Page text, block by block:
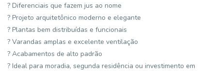
? Diferenciais que fazem jus ao nome
? Projeto arquitetônico moderno e elegante
? Plantas bem distribuídas e funcionais
? Varandas amplas e excelente ventilação
? Acabamentos de alto padrão
? Ideal para moradia, segunda residência ou investimento em